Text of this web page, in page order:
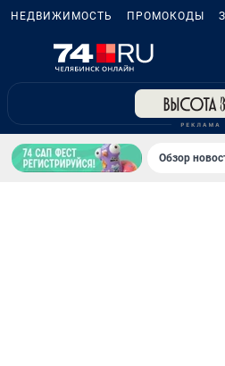
НЕДВИЖИМОСТЬ ПРОМОКОДЫ
Обзор